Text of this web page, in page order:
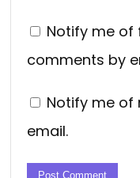
Notify me
comments by
Notify me of
email.